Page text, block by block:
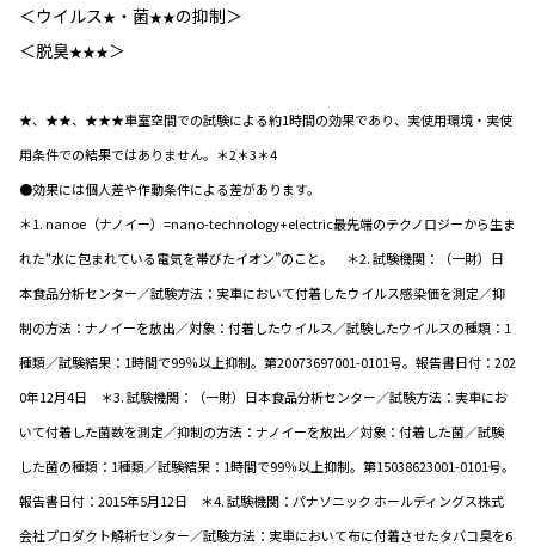
＜ウイルス★ ・菌★★の抑制＞
＜脱臭★★★＞
★、★★、★★★車室空間での試験による約1時間の効果であり、実使用環境・実使
用条件での結果ではありません。＊2＊3＊4
●効果には個人差や作動条件による差があります。
＊1. nanoe（ナノイー）=nano-technology+electric最先端のテクノロジーから生ま
れた“水に包まれている電気を帯びたイオン”のこと。 ＊2. 試験機関：（一財）日
本食品分析センター／試験方法：実車において付着したウイルス感染価を測定／抑
制の方法：ナノイーを放出／対象：付着したウイルス／試験したウイルスの種類：1
種類／試験結果：1時間で99％以上抑制。第20073697001-0101号。報告書日付：202
0年12月4日 ＊3. 試験機関：（一財）日本食品分析センター／試験方法：実車にお
いて付着した菌数を測定／抑制の方法：ナノイーを放出／対象：付着した菌／試験
した菌の種類：1種類／試験結果：1時間で99％以上抑制。第15038623001-0101号。
報告書日付：2015年5月12日 ＊4. 試験機関：パナソニック ホールディングス株式
会社プロダクト解析センター／試験方法：実車において布に付着させたタバコ臭を6